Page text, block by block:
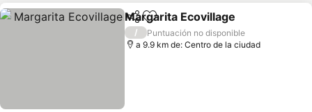
CompartirAgregar a favoritos
Margarita Ecovillage
/
Puntuación no disponible
a 9.9 km de: Centro de la ciudad